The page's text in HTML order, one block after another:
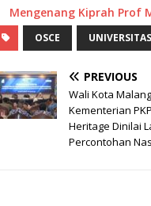
Mengenang Kiprah Prof
OSCE
PREVIOUS
Wali Kota
Kementerian
Heritage Dinilai
Percontohan